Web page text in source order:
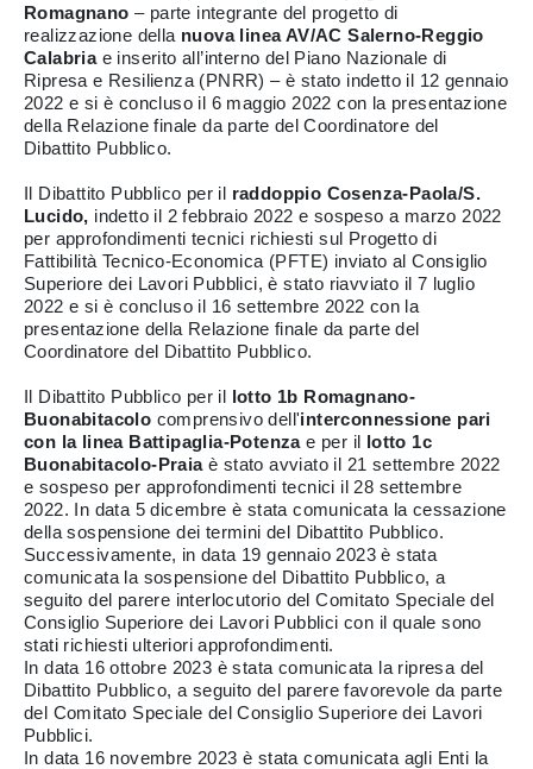
Romagnano – parte integrante del progetto di
realizzazione della nuova linea AV/AC Salerno-Reggio
Calabria e inserito all’interno del Piano Nazionale di
Ripresa e Resilienza (PNRR) – è stato indetto il 12 gennaio
2022 e si è concluso il 6 maggio 2022 con la presentazione
della Relazione finale da parte del Coordinatore del
Dibattito Pubblico.
Il Dibattito Pubblico per il raddoppio Cosenza-Paola/S.
Lucido, indetto il 2 febbraio 2022 e sospeso a marzo 2022
per approfondimenti tecnici richiesti sul Progetto di
Fattibilità Tecnico-Economica (PFTE) inviato al Consiglio
Superiore dei Lavori Pubblici, è stato riavviato il 7 luglio
2022 e si è concluso il 16 settembre 2022 con la
presentazione della Relazione finale da parte del
Coordinatore del Dibattito Pubblico.
Il Dibattito Pubblico per il lotto 1b Romagnano-
Buonabitacolo comprensivo dell'interconnessione pari
con la linea Battipaglia-Potenzae per il lotto 1c
Buonabitacolo-Praiaè stato avviato il 21 settembre 2022
e sospeso per approfondimenti tecnici il 28 settembre
2022. In data 5 dicembre è stata comunicata la cessazione
della sospensione dei termini del Dibattito Pubblico.
Successivamente, in data 19 gennaio 2023 è stata
comunicata la sospensione del Dibattito Pubblico, a
seguito del parere interlocutorio del Comitato Speciale del
Consiglio Superiore dei Lavori Pubblici con il quale sono
stati richiesti ulteriori approfondimenti.
In data 16 ottobre 2023 è stata comunicata la ripresa del
Dibattito Pubblico, a seguito del parere favorevole da parte
del Comitato Speciale del Consiglio Superiore dei Lavori
Pubblici.
In data 16 novembre 2023 è stata comunicata agli Enti la